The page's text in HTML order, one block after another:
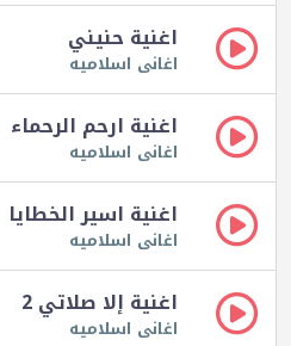
اغنية حنيني
اغانى اسلاميه
اغنية ارحم الرحماء
اغانى اسلاميه
اغنية اسير الخطايا
اغانى اسلاميه
اغنية إلا صلاتي 2
اغانى اسلاميه